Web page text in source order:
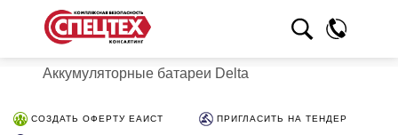
Аккумуляторные батареи Delta
СОЗДАТЬ ОФЕРТУ ЕАИСТ ПРИГЛАСИТЬ НА ТЕНДЕР